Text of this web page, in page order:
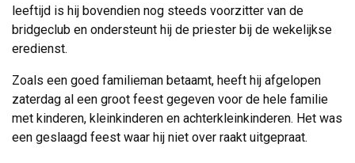
leeftijd is hij bovendien nog steeds voorzitter van de
bridgeclub en ondersteunt hij de priester bij de wekelijkse
eredienst.
Zoals een goed familieman betaamt, heeft hij afgelopen
zaterdag al een groot feest gegeven voor de hele familie
met kinderen, kleinkinderen en achterkleinkinderen. Het was
een geslaagd feest waar hij niet over raakt uitgepraat.